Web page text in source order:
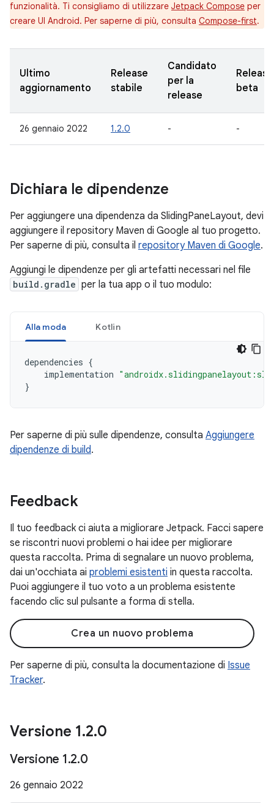
funzionalità. Ti consigliamo di utilizzare Jetpack Compose per
creare UI Android. Per saperne di più, consulta Compose-first.
Ultimo
aggiornamento
Release
stabile
Candidato
per la
release
Release
beta
26 gennaio 2022 1.2.0 - -
Dichiara le dipendenze
Per aggiungere una dipendenza da SlidingPaneLayout, devi
aggiungere il repository Maven di Google al tuo progetto.
Per saperne di più, consulta il repository Maven di Google.
Aggiungi le dipendenze per gli artefatti necessari nel file
build.gradle per la tua app o il tuo modulo:
Alla moda Kotlin
dependencies {
implementation
}
Per saperne di più sulle dipendenze, consulta Aggiungere
dipendenze di build.
Feedback
Il tuo feedback ci aiuta a migliorare Jetpack. Facci sapere
se riscontri nuovi problemi o hai idee per migliorare
questa raccolta. Prima di segnalare un nuovo problema,
dai un'occhiata ai problemi esistenti in questa raccolta.
Puoi aggiungere il tuo voto a un problema esistente
facendo clic sul pulsante a forma di stella.
Crea un nuovo problema
Per saperne di più, consulta la documentazione di Issue
Tracker.
Versione 1.2.0
Versione 1.2.0
26 gennaio 2022